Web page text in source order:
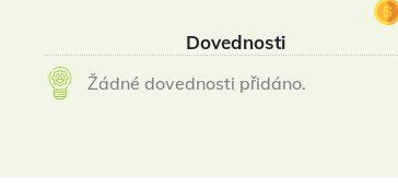
Dovednosti
Žádné dovednosti přidáno.